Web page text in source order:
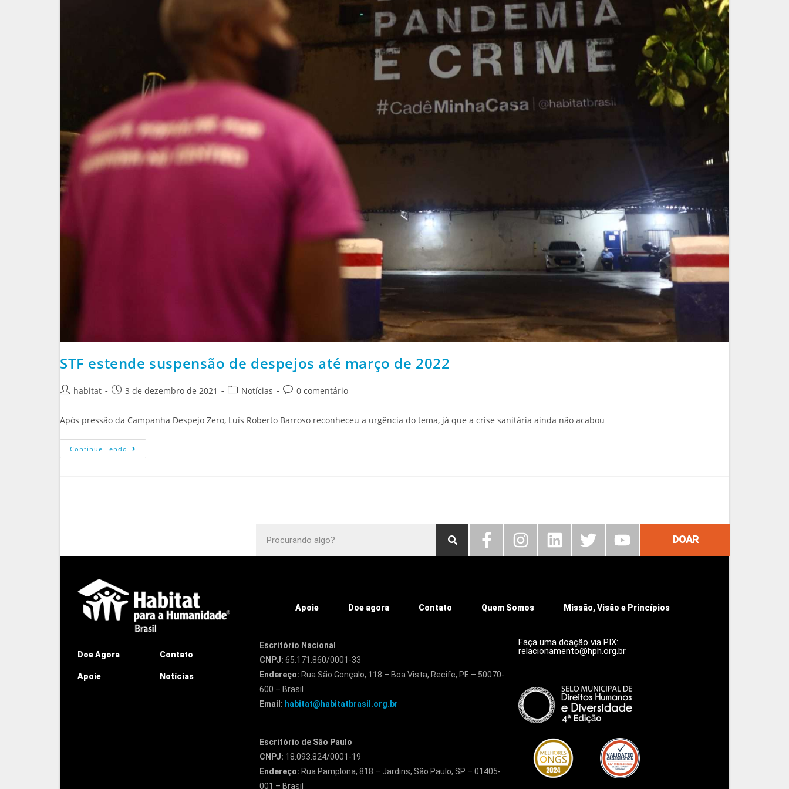
STF estende suspensão de despejos até março de 2022
habitat 3 de dezembro de 2021 Notícias 0 comentário
Após pressão da Campanha Despejo Zero, Luís Roberto Barroso reconheceu a urgência do tema, já que a crise sanitária ainda não acabou
Continue Lendo
DOAR
Doe Agora
Apoie
Contato
Notícias
Apoie Doe agora Contato Quem Somos Missão, Visão e Princípios
Escritório Nacional
CNPJ: 65.171.860/0001-33
Endereço: Rua São Gonçalo, 118 – Boa Vista, Recife, PE – 50070-
600 – Brasil
Email: habitat@habitatbrasil.org.br
Escritório de São Paulo
CNPJ: 18.093.824/0001-19
Endereço: Rua Pamplona, 818 – Jardins, São Paulo, SP – 01405-
001 – Brasil
Faça uma doação via PIX:
relacionamento@hph.org.br